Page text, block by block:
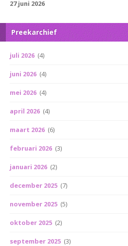
27 juni 2026
Preekarchief
juli 2026 (4)
juni 2026 (4)
mei 2026 (4)
april 2026 (4)
maart 2026 (6)
februari 2026 (3)
januari 2026 (2)
december 2025 (7)
november 2025 (5)
oktober 2025 (2)
september 2025 (3)